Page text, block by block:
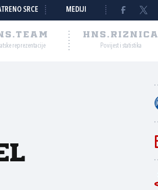
SRCE MEDIJI
reprezentacije
HNS.RIZNICA
Povijest i statistika